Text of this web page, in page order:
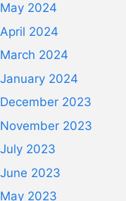
May 2024
April 2024
March 2024
January 2024
December 2023
November 2023
July 2023
June 2023
May 2023